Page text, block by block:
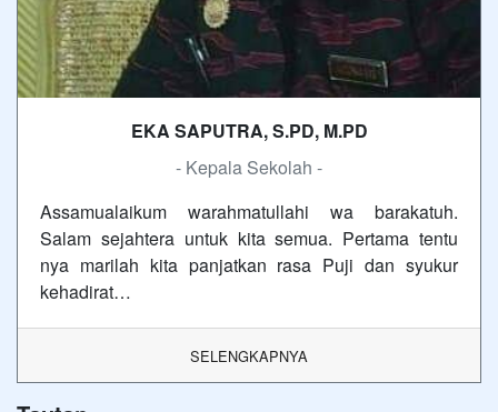
EKA SAPUTRA, S.PD, M.PD
- Kepala Sekolah -
Assamualaikum warahmatullahi wa barakatuh.
Salam sejahtera untuk kita semua. Pertama tentu
nya marilah kita panjatkan rasa Puji dan syukur
kehadirat…
SELENGKAPNYA